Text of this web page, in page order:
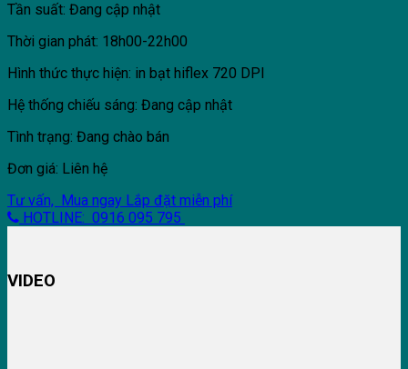
Tần suất: Đang cập nhật
Thời gian phát: 18h00-22h00
Hình thức thực hiện: in bạt hiflex 720 DPI
Hệ thống chiếu sáng: Đang cập nhật
Tình trạng: Đang chào bán
Đơn giá: Liên hệ
Tư vấn, Mua ngay Lắp đặt miễn phí
HOTLINE: 0916 095 795
VIDEO